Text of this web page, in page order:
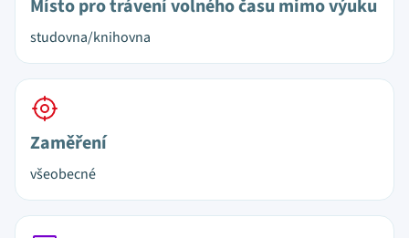
Místo pro trávení volného času mimo výuku
studovna/knihovna
Zaměření
všeobecné